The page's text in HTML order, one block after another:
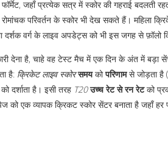
जहाँ प्रत्येक सत्र में स्कोर की गहराई बदलती
परिवर्तन के स्कोर भी देख सकते हैं। महिला
वर्गके लाइव अपडेट्स को भी इस जगह से फ़ॉलो
देना है, चाहे वह टेस्ट मैच में एक दिन के अंत में बड़ा
है: क्रिकेट लाइव स्कोर समयकोपरिणामसे जोड़ता है
दर्शाता है। इसी तरह T20 उच्च रेट से रन रेटको
एक व्यापक क्रिकट स्कोर सेंटर बनाता है जहाँ हर